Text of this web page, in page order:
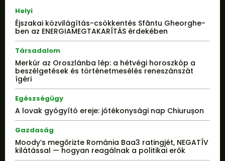
Helyi
Éjszakai közvilágítás-csökkentés Sfântu Gheorghe-
ben az ENERGIAMEGTAKARÍTÁS érdekében
Társadalom
Merkúr az Oroszlánba lép: a hétvégi horoszkóp a
beszélgetések és történetmesélés reneszánszát
ígéri
Egészségügy
A lovak gyógyító ereje: jótékonysági nap Chiurușon
Gazdaság
Moody’s megőrizte Románia Baa3 ratingjét, NEGATÍV
kilátással — hogyan reagálnak a politikai erők